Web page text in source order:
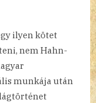
ilyen kötet
nem Hahn-
munkája után